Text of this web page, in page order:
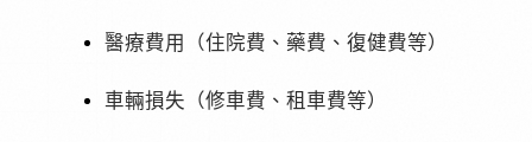
醫療費用（住院費、藥費、復健費等）
車輛損失（修車費、租車費等）